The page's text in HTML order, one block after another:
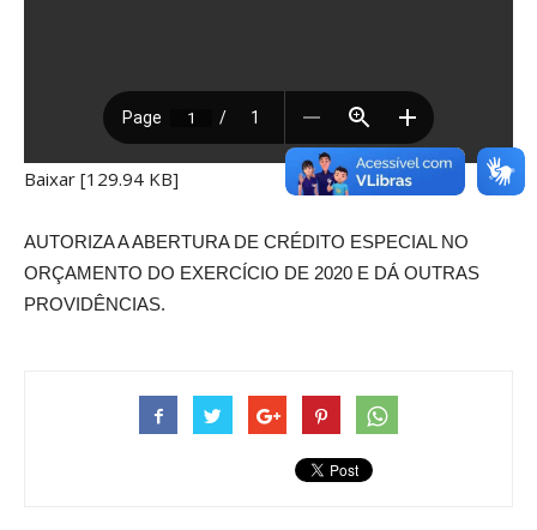
Baixar [129.94 KB]
AUTORIZA A ABERTURA DE CRÉDITO ESPECIAL NO
ORÇAMENTO DO EXERCÍCIO DE 2020 E DÁ OUTRAS
PROVIDÊNCIAS.